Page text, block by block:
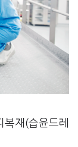
재(습윤드레